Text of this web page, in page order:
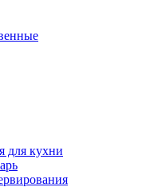
для кухни